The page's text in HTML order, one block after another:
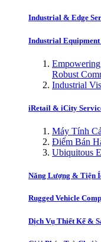
Industrial & Edge
Industrial
Robust
Industrial
iRetail & iCity
Máy Tính
Điểm Bán
Ubiquitous
Năng Lượng & Tiện
Rugged Vehicle
Dịch Vụ Thiết Kế &